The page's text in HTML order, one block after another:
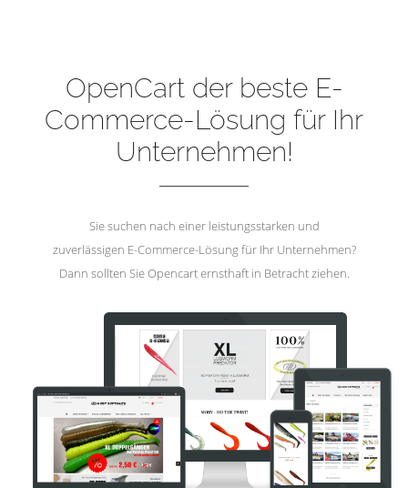
OpenCart der beste E-
Commerce-Lösung für Ihr
Unternehmen!
Sie suchen nach einer leistungsstarken und
zuverlässigen E-Commerce-Lösung für Ihr Unternehmen?
Dann sollten Sie Opencart ernsthaft in Betracht ziehen.